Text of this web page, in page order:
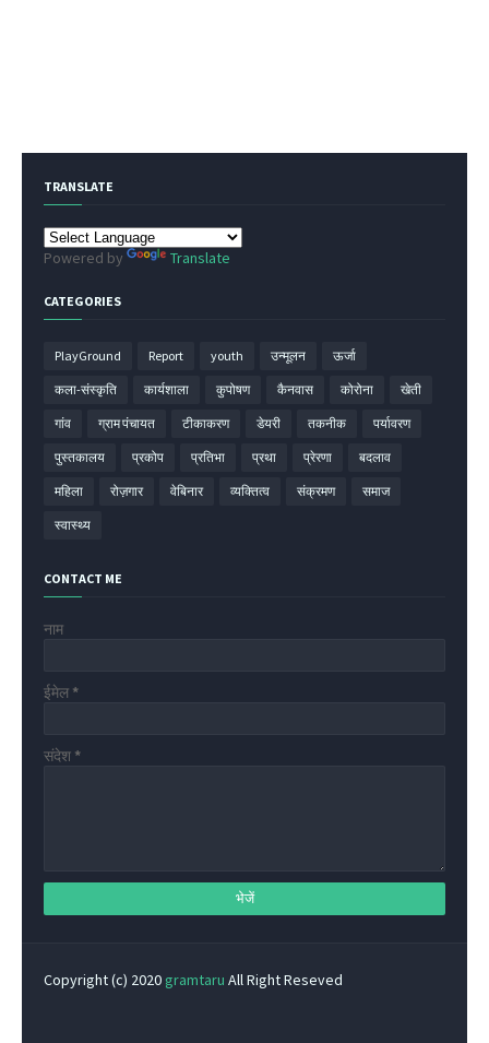
TRANSLATE
Powered by Translate
CATEGORIES
PlayGround Report youth उन्मूलन ऊर्जा
कला-संस्कृति कार्यशाला कुपोषण कैनवास कोरोना खेती
गांव ग्राम पंचायत टीकाकरण डेयरी तकनीक पर्यावरण
पुस्तकालय प्रकोप प्रतिभा प्रथा प्रेरणा बदलाव
महिला रोज़गार वेबिनार व्यक्तित्व संक्रमण समाज
स्वास्थ्य
CONTACT ME
नाम
ईमेल *
संदेश *
Copyright (c) 2020 gramtaru All Right Reseved